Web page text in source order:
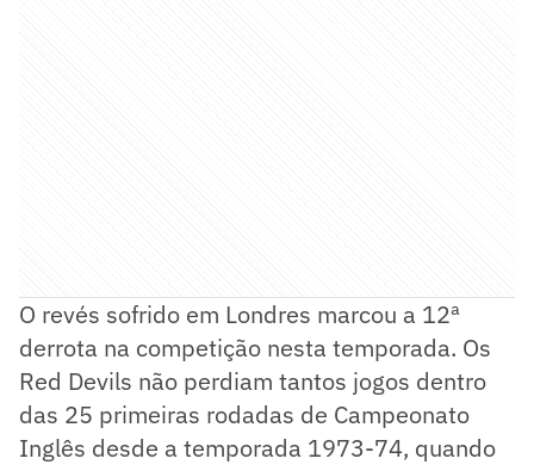
O revés sofrido em Londres marcou a 12ª
derrota na competição nesta temporada. Os
Red Devils não perdiam tantos jogos dentro
das 25 primeiras rodadas de Campeonato
Inglês desde a temporada 1973-74, quando